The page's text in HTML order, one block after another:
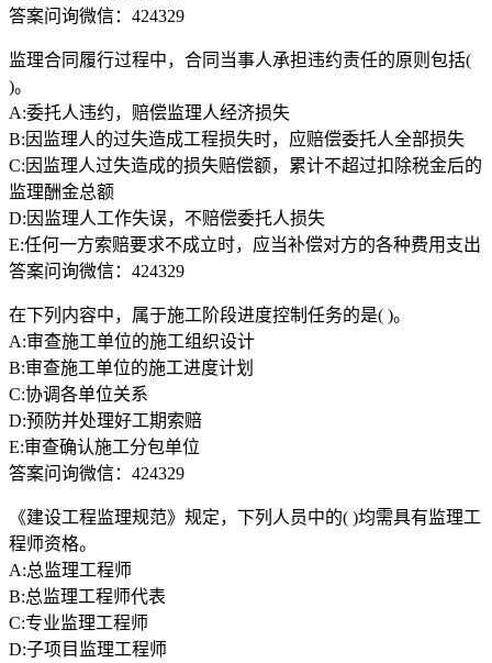
答案问询微信：424329
监理合同履行过程中，合同当事人承担违约责任的原则包括(
)。
A:委托人违约，赔偿监理人经济损失
B:因监理人的过失造成工程损失时，应赔偿委托人全部损失
C:因监理人过失造成的损失赔偿额，累计不超过扣除税金后的
监理酬金总额
D:因监理人工作失误，不赔偿委托人损失
E:任何一方索赔要求不成立时，应当补偿对方的各种费用支出
答案问询微信：424329
在下列内容中，属于施工阶段进度控制任务的是( )。
A:审查施工单位的施工组织设计
B:审查施工单位的施工进度计划
C:协调各单位关系
D:预防并处理好工期索赔
E:审查确认施工分包单位
答案问询微信：424329
《建设工程监理规范》规定，下列人员中的( )均需具有监理工
程师资格。
A:总监理工程师
B:总监理工程师代表
C:专业监理工程师
D:子项目监理工程师